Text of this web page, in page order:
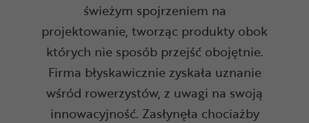
świeżym spojrzeniem na
projektowanie, tworząc produkty obok
których nie sposób przejść obojętnie.
Firma błyskawicznie zyskała uznanie
wśród rowerzystów, z uwagi na swoją
innowacyjność. Zasłynęła chociażby